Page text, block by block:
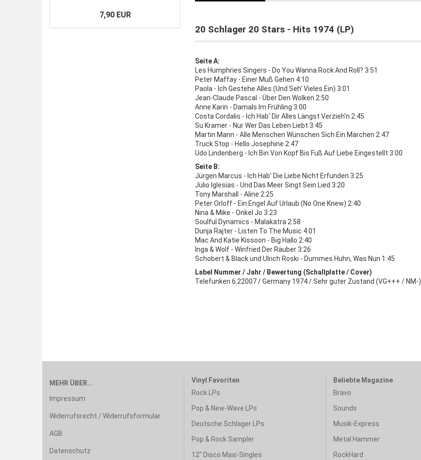
20 Schlager 20 Stars - Hits 1974 (LP)
Seite A:
Les Humphries Singers - Do You Wanna Rock And Roll? 3:51
Peter Maffay - Einer Muß Gehen 4:10
Paola - Ich Gestehe Alles (Und Seh' Vieles Ein) 3:01
Jean-Claude Pascal - Über Den Wolken 2:50
Anne Karin - Damals Im Frühling 3:00
Costa Cordalis - Ich Hab' Dir Alles Längst Verzieh'n 2:45
Su Kramer - Nur Wer Das Leben Liebt 3:45
Martin Mann - Alle Menschen Wünschen Sich Ein Märchen 2:47
Truck Stop - Hello Josephine 2:47
Udo Lindenberg - Ich Bin Von Kopf Bis Fuß Auf Liebe Eingestellt 3:00
Seite B:
Jürgen Marcus - Ich Hab' Die Liebe Nicht Erfunden 3:25
Julio Iglesias - Und Das Meer Singt Sein Lied 3:20
Tony Marshall - Aline 2:25
Peter Orloff - Ein Engel Auf Urlaub (No One Knew) 2:40
Nina & Mike - Onkel Jo 3:23
Soulful Dynamics - Malakatra 2:58
Dunja Rajter - Listen To The Music 4:01
Mac And Katie Kissoon - Big Hallo 2:40
Inga & Wolf - Winfried Der Räuber 3:26
Schobert & Black und Ulrich Roski - Dummes Huhn, Was Nun 1:45
Label Nummer / Jahr / Bewertung (Schallplatte / Cover)
Telefunken 6.22007 / Germany 1974 / Sehr guter Zustand (VG+++ / NM-)
7,90 EUR
MEHR ÜBER...
Impressum
Widerrufsrecht / Widerrufsformular
AGB
Datenschutz
Vinyl Favoriten
Rock LPs
Pop & New-Wave LPs
Deutsche Schlager LPs
Pop & Rock Sampler
12" Disco Maxi-Singles
Beliebte Magazine
Bravo
Sounds
Musik-Express
Metal Hammer
RockHard